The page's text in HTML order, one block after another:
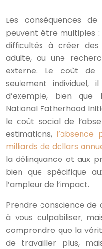
Les conséquences
peuvent être multiples :
difficultés à créer des
adulte, ou une
externe. Le coût de
seulement individuel,
d’exemple, bien
National Fatherhood
le coût social de
estimations, l’absence
milliards de dollars
la délinquance et aux
bien que spécifique
l’ampleur de l’impact.
Prendre conscience de
à vous culpabiliser,
comprendre que la
de travailler plus,